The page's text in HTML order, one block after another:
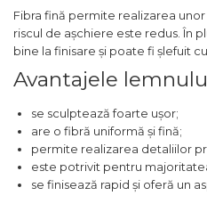
Stetoscop Auto
Tester Compresie Auto
Schimbare Lichid Frana
Chingi Auto & Coarde
Elastice
Intretinere & Cosmetica
Fibra fină permite realizarea
riscul de așchiere este redus. În
bine la finisare și poate fi șlefuit
Avantajele
se sculptează foarte ușor;
are o fibră uniformă și fină;
permite realizarea detaliilor
este potrivit pentru
se finisează rapid și oferă un